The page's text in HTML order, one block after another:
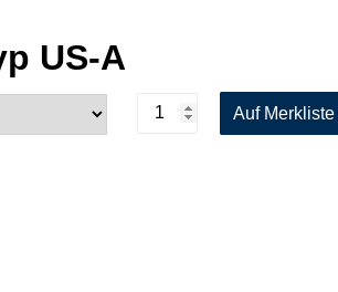
US-A
NORD-
TEST
Ultraschallkoppelpaste
Auf Merkliste